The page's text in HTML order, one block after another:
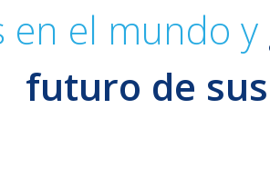
en el mundo y
futuro de